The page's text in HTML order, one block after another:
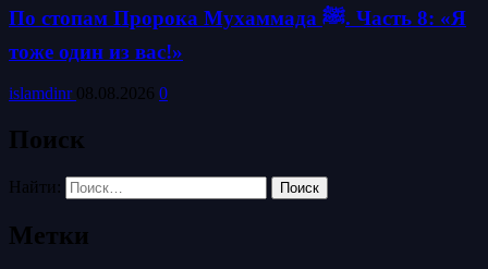
По стопам Пророка Мухаммада ﷺ. Часть 8: «Я
тоже один из вас!»
islamdinr 08.08.2026 0
Поиск
Найти:
Метки